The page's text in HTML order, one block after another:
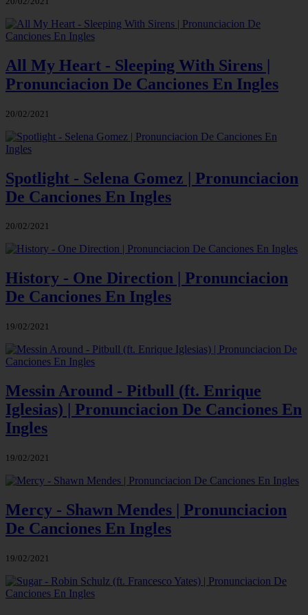
All My Heart - Sleeping With Sirens |
Pronunciacion De Canciones En Ingles
20/02/2021
Spotlight - Selena Gomez | Pronunciacion
De Canciones En Ingles
20/02/2021
History - One Direction | Pronunciacion
De Canciones En Ingles
19/02/2021
Messin Around - Pitbull (ft. Enrique
Iglesias) | Pronunciacion De Canciones En
Ingles
19/02/2021
Mercy - Shawn Mendes | Pronunciacion
De Canciones En Ingles
19/02/2021